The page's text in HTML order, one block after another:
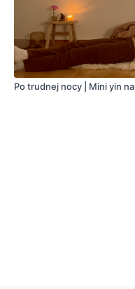
Po trudnej nocy | Mini yin